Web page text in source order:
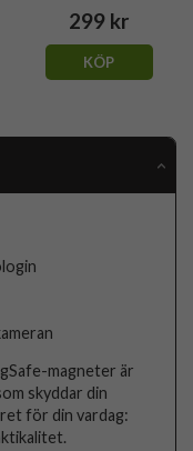
299 kr
KÖP
magneter är
skyddar din
för din vardag: